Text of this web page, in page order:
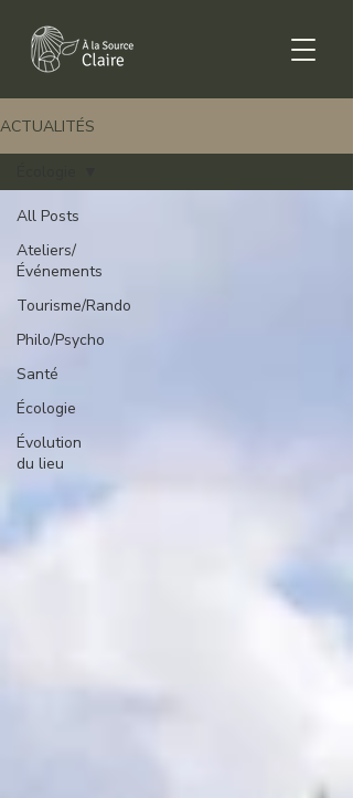
ACTUALITÉS
All Posts
Ateliers/
Événements
Tourisme/Rando
Philo/Psycho
Santé
Écologie
Évolution
du lieu